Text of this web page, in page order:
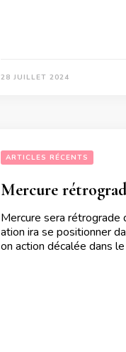
28 JUILLET 2024
ARTICLES RÉCENTS
Mercure
Mercure sera
ation ira se positionner
on action décalée dans